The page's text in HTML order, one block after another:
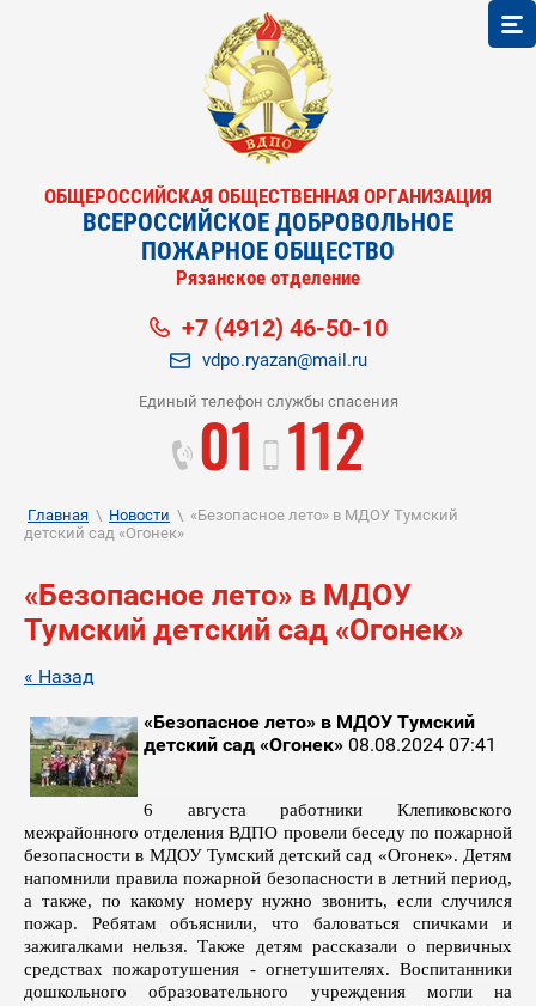
ОБЩЕРОССИЙСКАЯ ОБЩЕСТВЕННАЯ ОРГАНИЗАЦИЯ
ВСЕРОССИЙСКОЕ ДОБРОВОЛЬНОЕ
ПОЖАРНОЕ ОБЩЕСТВО
Рязанское отделение
+7 (4912) 46-50-10
vdpo.ryazan@mail.ru
Единый телефон службы спасения
01 112
Главная \ Новости \ «Безопасное лето» в МДОУ Тумский
детский сад «Огонек»
«Безопасное лето» в МДОУ
Тумский детский сад «Огонек»
« Назад
«Безопасное лето» в МДОУ Тумский
детский сад «Огонек» 08.08.2024 07:41
6 августа работники Клепиковского
межрайонного отделения ВДПО провели беседу по пожарной
безопасности в МДОУ Тумский детский сад «Огонек». Детям
напомнили правила пожарной безопасности в летний период,
а также, по какому номеру нужно звонить, если случился
пожар. Ребятам объяснили, что баловаться спичками и
зажигалками нельзя. Также детям рассказали о первичных
средствах пожаротушения - огнетушителях. Воспитанники
дошкольного образовательного учреждения могли на